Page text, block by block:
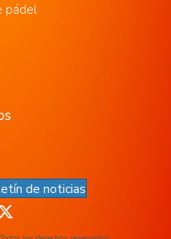
pádel
de noticias